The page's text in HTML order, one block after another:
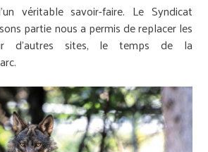
véritable savoir-faire. Le Syndicat
partie nous a permis de replacer les
d’autres sites, le temps de la